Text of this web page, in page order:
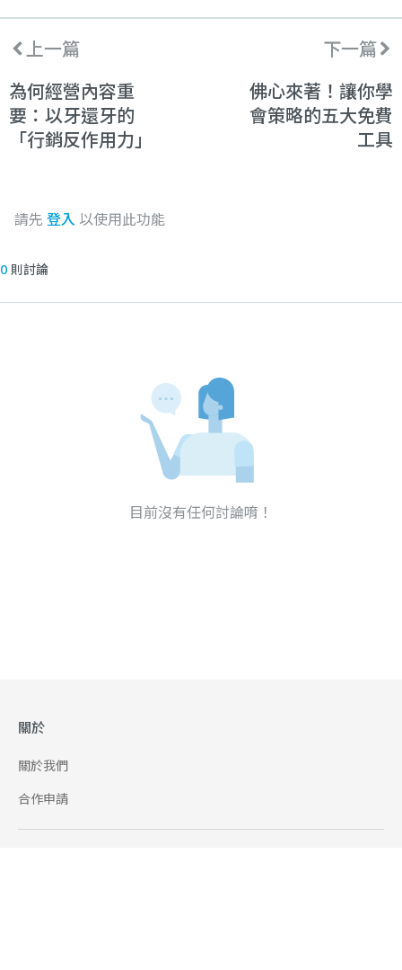
上一篇
為何經營內容重
要：以牙還牙的
「行銷反作用力」
下一篇
佛心來著！讓你學
會策略的五大免費
工具
請先 登入 以使用此功能
0 則討論
目前沒有任何討論唷！
關於
關於我們
合作申請